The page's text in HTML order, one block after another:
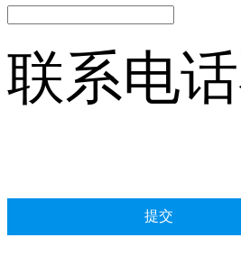
联系电